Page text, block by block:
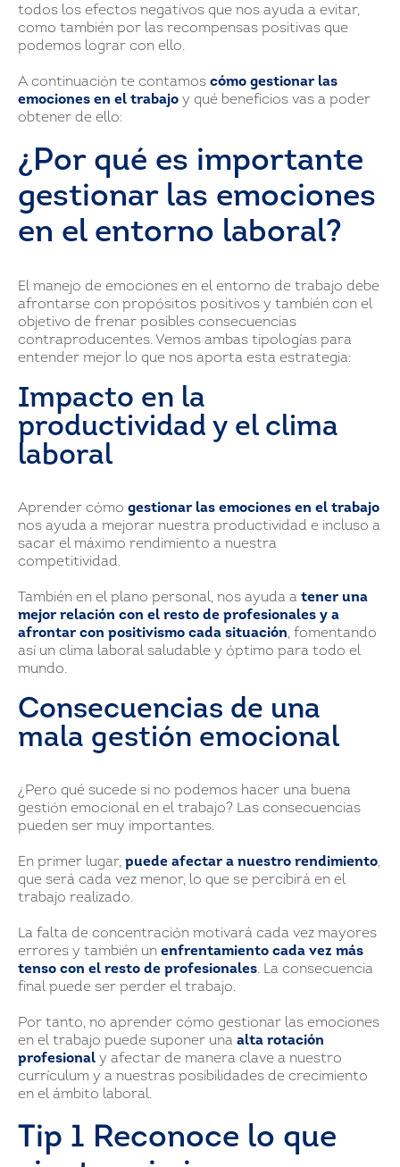
todos los efectos negativos que nos ayuda a evitar,
como también por las recompensas positivas que
podemos lograr con ello.
A continuación te contamos cómo gestionar las
emociones en el trabajo y qué beneficios vas a poder
obtener de ello:
¿Por qué es importante
gestionar las emociones
en el entorno laboral?
El manejo de emociones en el entorno de trabajo debe
afrontarse con propósitos positivos y también con el
objetivo de frenar posibles consecuencias
contraproducentes. Vemos ambas tipologías para
entender mejor lo que nos aporta esta estrategia:
Impacto en la
productividad y el clima
laboral
Aprender cómo gestionar las emociones en el trabajo
nos ayuda a mejorar nuestra productividad e incluso a
sacar el máximo rendimiento a nuestra
competitividad.
También en el plano personal, nos ayuda a tener una
mejor relación con el resto de profesionales y a
afrontar con positivismo cada situación, fomentando
así un clima laboral saludable y óptimo para todo el
mundo.
Consecuencias de una
mala gestión emocional
¿Pero qué sucede si no podemos hacer una buena
gestión emocional en el trabajo? Las consecuencias
pueden ser muy importantes.
En primer lugar, puede afectar a nuestro rendimiento,
que será cada vez menor, lo que se percibirá en el
trabajo realizado.
La falta de concentración motivará cada vez mayores
errores y también un enfrentamiento cada vez más
tenso con el resto de profesionales. La consecuencia
final puede ser perder el trabajo.
Por tanto, no aprender cómo gestionar las emociones
en el trabajo puede suponer una alta rotación
profesional y afectar de manera clave a nuestro
currículum y a nuestras posibilidades de crecimiento
en el ámbito laboral.
Tip 1 Reconoce lo que